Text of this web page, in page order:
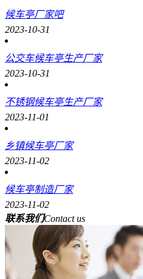
候车亭厂家吧
2023-10-31
公交车候车亭生产厂家
2023-10-31
不锈钢候车亭生产厂家
2023-11-01
乡镇候车亭厂家
2023-11-02
候车亭制造厂家
2023-11-02
联系我们Contact us